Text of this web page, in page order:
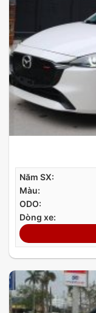
Năm SX:
Màu:
ODO:
Dòng xe: